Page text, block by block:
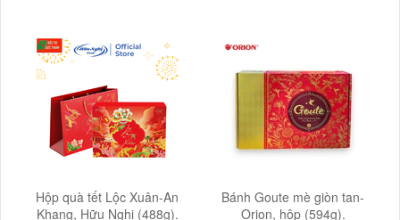
Hộp quà tết Lộc Xuân-An
Khang, Hữu Nghị (488g).
Bánh Goute mè giòn tan-
Orion, hộp (594g).